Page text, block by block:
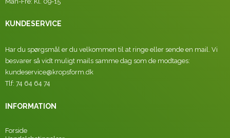
KUNDESERVICE
Har du spørgsmål er du velkommen til at ringe eller sende en mail. Vi
besvarer så vidt muligt mails samme dag som de modtages:
kundeservice@kropsform.dk
Tlf: 74 64 64 74
INFORMATION
Forside